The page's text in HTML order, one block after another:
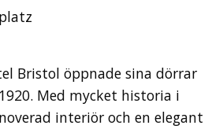
Bristol öppnade sina dörrar
Med mycket historia i
interiör och en elegant